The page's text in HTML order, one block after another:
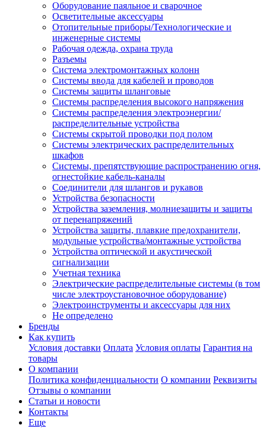
Оборудование паяльное и сварочное
Осветительные аксессуары
Отопительные приборы/Технологические и
инженерные системы
Рабочая одежда, охрана труда
Разъемы
Система электромонтажных колонн
Системы ввода для кабелей и проводов
Системы защиты шланговые
Системы распределения высокого напряжения
Системы распределения электроэнергии/
распределительные устройства
Системы скрытой проводки под полом
Системы электрических распределительных
шкафов
Системы, препятствующие распространению огня,
огнестойкие кабель-каналы
Соединители для шлангов и рукавов
Устройства безопасности
Устройства заземления, молниезащиты и защиты
от перенапряжений
Устройства защиты, плавкие предохранители,
модульные устройства/монтажные устройства
Устройства оптической и акустической
сигнализации
Учетная техника
Электрические распределительные системы (в том
числе электроустановочное оборудование)
Электроинструменты и аксессуары для них
Не определено
Бренды
Как купить
Условия доставки Оплата Условия оплаты Гарантия на
товары
О компании
Политика конфиденциальности О компании Реквизиты
Отзывы о компании
Статьи и новости
Контакты
Еще